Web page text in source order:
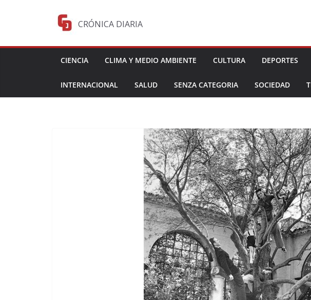
CRÓNICA DIARIA
CIENCIA CLIMA Y MEDIO AMBIENTE CULTURA DEPORTES
INTERNACIONAL SALUD SENZA CATEGORIA SOCIEDAD